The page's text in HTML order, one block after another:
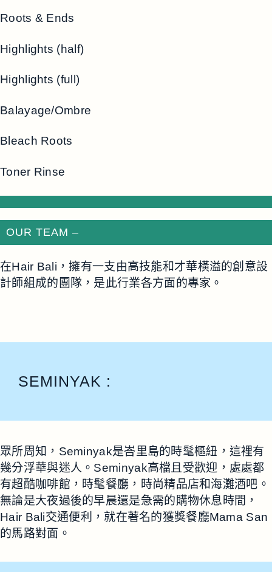
Roots & Ends
Highlights (half)
Highlights (full)
Balayage/Ombre
Bleach Roots
Toner Rinse
OUR TEAM –
在Hair Bali，擁有一支由高技能和才華橫溢的創意設
計師組成的團隊，是此行業各方面的專家。
SEMINYAK :
眾所周知，Seminyak是峇里島的時髦樞紐，這裡有
幾分浮華與迷人。Seminyak高檔且受歡迎，處處都
有超酷咖啡館，時髦餐廳，時尚精品店和海灘酒吧。
無論是大夜過後的早晨還是急需的購物休息時間，
Hair Bali交通便利，就在著名的獲獎餐廳Mama San
的馬路對面。